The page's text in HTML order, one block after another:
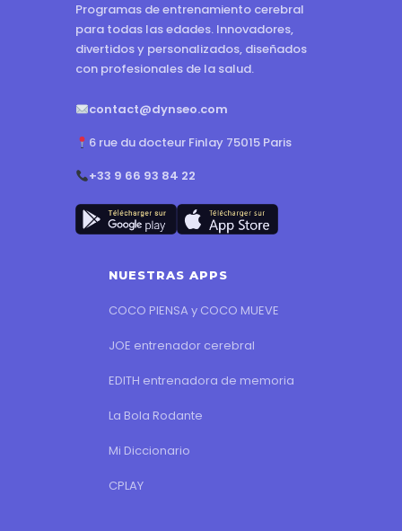
Programas de entrenamiento cerebral
para todas las edades. Innovadores,
divertidos y personalizados, diseñados
con profesionales de la salud.
contact@dynseo.com
6 rue du docteur Finlay 75015 Paris
+33 9 66 93 84 22
NUESTRAS APPS
COCO PIENSA y COCO MUEVE
JOE entrenador cerebral
EDITH entrenadora de memoria
La Bola Rodante
Mi Diccionario
CPLAY